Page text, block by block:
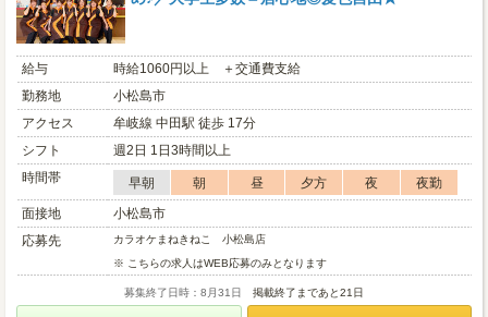
給与
時給1060円以上 ＋交通費支給
勤務地
小松島市
アクセス
牟岐線 中田駅 徒歩 17分
シフト
週2日 1日3時間以上
時間帯
早朝 朝 昼 夕方 夜
夜勤
面接地
小松島市
応募先
カラオケまねきねこ 小松島店
※ こちらの求人はWEB応募のみとなります
募集終了日時：8月31日 掲載終了まであと21日